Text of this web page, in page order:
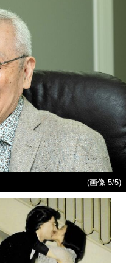
(画像 5/5)